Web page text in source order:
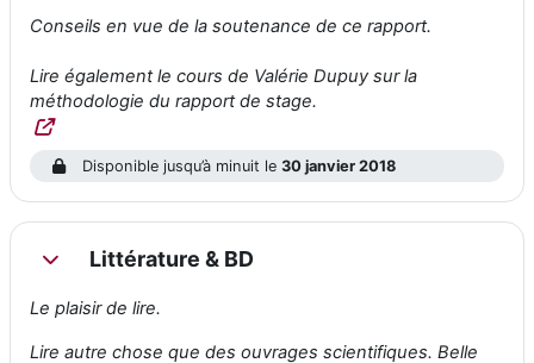
Conseils en vue de la soutenance de ce rapport.
Lire également le cours de Valérie Dupuy sur la
méthodologie du rapport de stage.
Disponible jusqu’à minuit le30 janvier 2018
ReplierLittérature & BD
Le plaisir de lire.
Lire autre chose que des ouvrages scientifiques. Belle